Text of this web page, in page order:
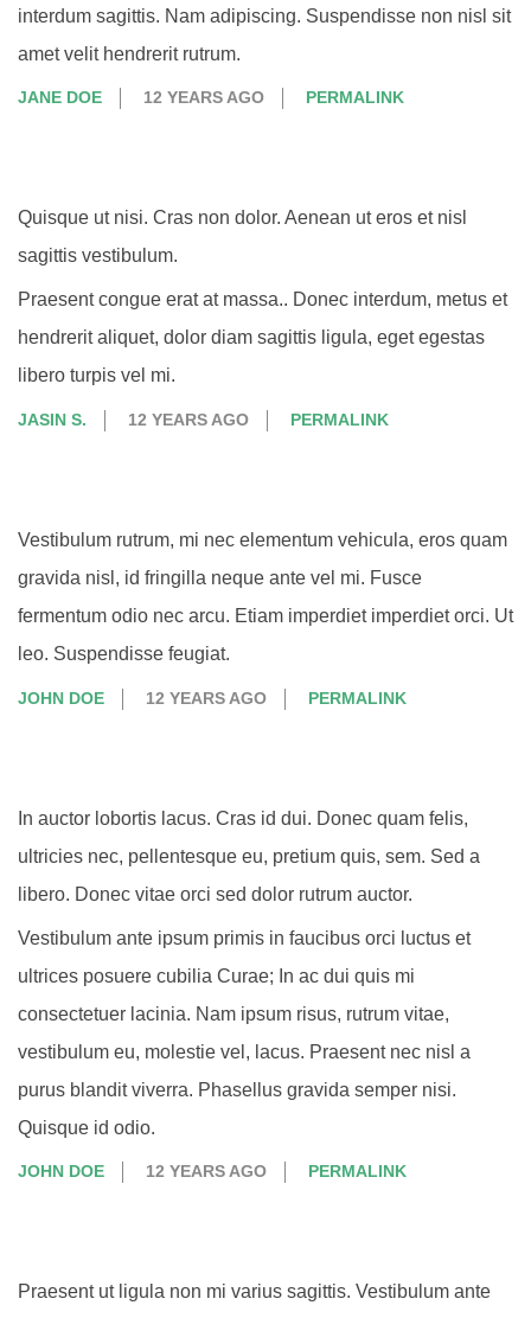
interdum sagittis. Nam adipiscing. Suspendisse non nisl sit
amet velit hendrerit rutrum.
JANE DOE 12 YEARS AGO PERMALINK
Quisque ut nisi. Cras non dolor. Aenean ut eros et nisl
sagittis vestibulum.
Praesent congue erat at massa.. Donec interdum, metus et
hendrerit aliquet, dolor diam sagittis ligula, eget egestas
libero turpis vel mi.
JASIN S. 12 YEARS AGO PERMALINK
Vestibulum rutrum, mi nec elementum vehicula, eros quam
gravida nisl, id fringilla neque ante vel mi. Fusce
fermentum odio nec arcu. Etiam imperdiet imperdiet orci. Ut
leo. Suspendisse feugiat.
JOHN DOE 12 YEARS AGO PERMALINK
In auctor lobortis lacus. Cras id dui. Donec quam felis,
ultricies nec, pellentesque eu, pretium quis, sem. Sed a
libero. Donec vitae orci sed dolor rutrum auctor.
Vestibulum ante ipsum primis in faucibus orci luctus et
ultrices posuere cubilia Curae; In ac dui quis mi
consectetuer lacinia. Nam ipsum risus, rutrum vitae,
vestibulum eu, molestie vel, lacus. Praesent nec nisl a
purus blandit viverra. Phasellus gravida semper nisi.
Quisque id odio.
JOHN DOE 12 YEARS AGO PERMALINK
Praesent ut ligula non mi varius sagittis. Vestibulum ante